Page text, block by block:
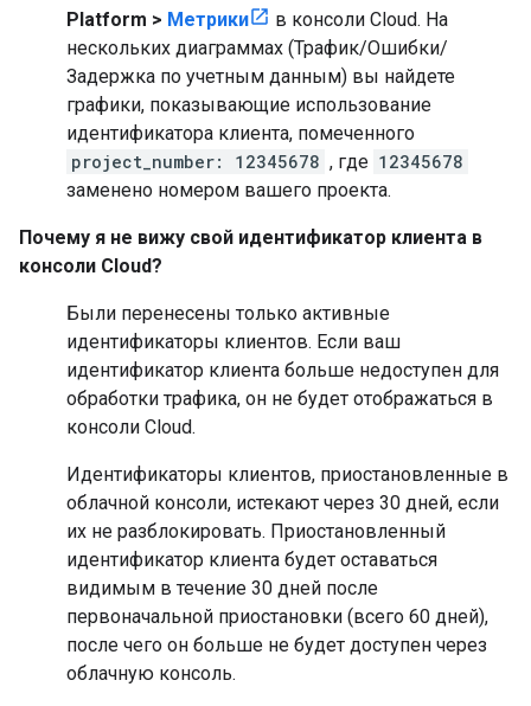
Platform > Метрики
в консоли Cloud. На
нескольких диаграммах (Трафик/Ошибки/
Задержка по учетным данным) вы найдете
графики, показывающие использование
идентификатора клиента, помеченного
project_number: 12345678 , где 12345678
заменено номером вашего проекта.
Почему я не вижу свой идентификатор клиента в
консоли Cloud?
Были перенесены только активные
идентификаторы клиентов. Если ваш
идентификатор клиента больше недоступен для
обработки трафика, он не будет отображаться в
консоли Cloud.
Идентификаторы клиентов, приостановленные в
облачной консоли, истекают через 30 дней, если
их не разблокировать. Приостановленный
идентификатор клиента будет оставаться
видимым в течение 30 дней после
первоначальной приостановки (всего 60 дней),
после чего он больше не будет доступен через
облачную консоль.